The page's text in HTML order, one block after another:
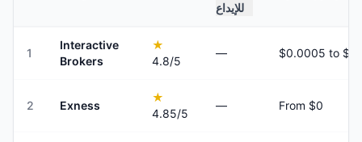
للإيداع
1
Interactive
Brokers
★
4.8/5
—
2 Exness
★
4.85/5
— From $0